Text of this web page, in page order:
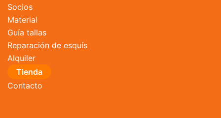
Socios
Material
Guía tallas
Reparación de esquís
Alquiler
Tienda
Contacto